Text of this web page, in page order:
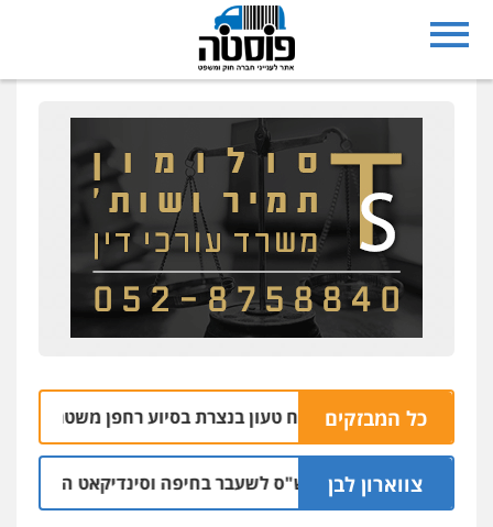
כל המבזקים
צפו: תפיסת אקדח טעון בנצרת בסיוע רחפן משטרתי 06.08 | 10:07
צווארון לבן
כתב אישום: יו"ר ש"ס לשעבר בחיפה וסינדיקאט ההלוואות של